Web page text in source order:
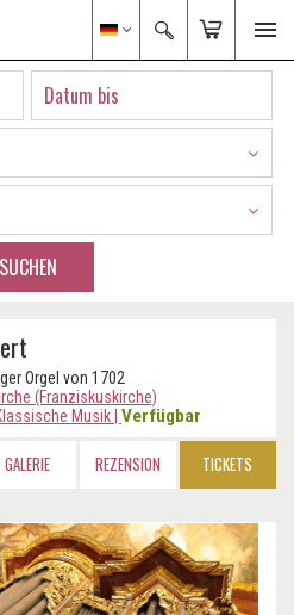
SUCHEN
Orgel von 1702
(Franziskuskirche)
Musik Verfügbar
GALERIE REZENSION TICKETS